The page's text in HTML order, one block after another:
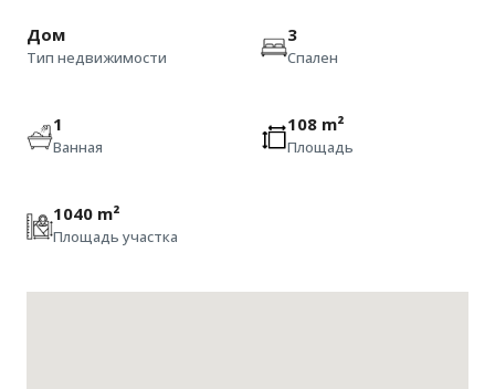
Дом
Тип недвижимости
3
Спален
1
Ванная
108 m²
Площадь
1040 m²
Площадь участка